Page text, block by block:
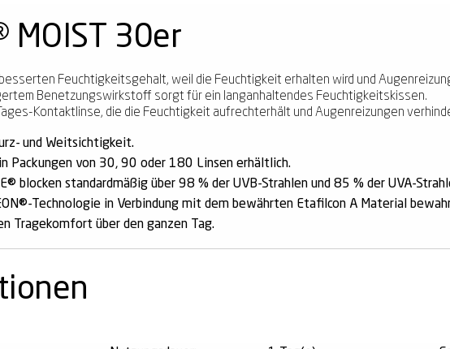
MOIST 30er
Feuchtigkeitsgehalt, weil die Feuchtigkeit erhalten wird und
Benetzungswirkstoff sorgt für ein langanhaltendes Feuchtigkeitskissen.
Kontaktlinse, die die Feuchtigkeit aufrechterhält und Augenreizungen
und Weitsichtigkeit.
Packungen von 30, 90 oder 180 Linsen erhältlich.
blocken standardmäßig über 98 % der UVB-Strahlen und 85 % der UVA-
Technologie in Verbindung mit dem bewährten Etafilcon A Material
Tragekomfort über den ganzen Tag.